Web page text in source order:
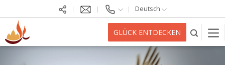
Deutsch
GLÜCK ENTDECKEN